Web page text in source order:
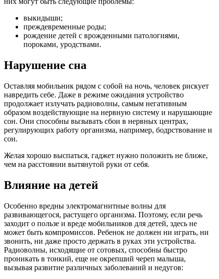
выкидыши;
преждевременные роды;
рождение детей с врожденными патологиями,
пороками, уродствами.
Нарушение сна
Оставляя мобильник рядом с собой на ночь, человек рискует
навредить себе. Даже в режиме ожидания устройство
продолжает излучать радиоволны, самым негативным
образом воздействующие на нервную систему и нарушающие
сон. Они способны вызывать сбои в нервных центрах,
регулирующих работу организма, например, бодрствование и
сон.
Желая хорошо выспаться, гаджет нужно положить не ближе,
чем на расстоянии вытянутой руки от себя.
Влияние на детей
Особенно вредны электромагнитные волны для
развивающегося, растущего организма. Поэтому, если речь
заходит о пользе и вреде мобильников для детей, здесь не
может быть компромиссов. Ребенок не должен ни играть, ни
звонить, ни даже просто держать в руках эти устройства.
Радиоволны, исходящие от сотовых, способны быстро
проникать в тонкий, еще не окрепший череп малыша,
вызывая развитие различных заболеваний и недугов: